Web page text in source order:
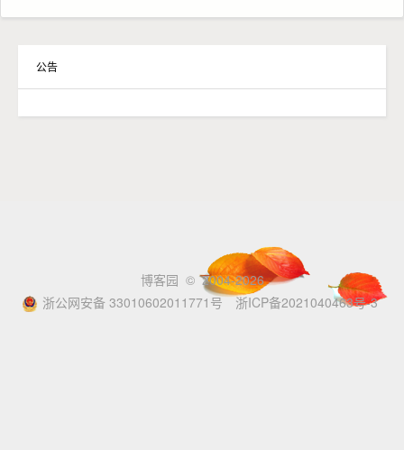
公告
博客园 © 2004-2026
浙公网安备 33010602011771号
浙ICP备2021040463号-3